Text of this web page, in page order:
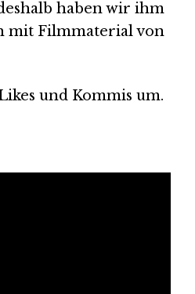
haben wir ihm
mit Filmmaterial von
und Kommis um.